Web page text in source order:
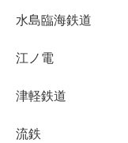
水島臨海鉄道
江ノ電
津軽鉄道
流鉄